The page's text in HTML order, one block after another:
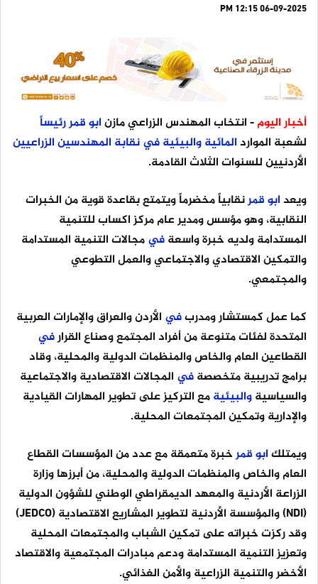
06-09-2025 12:15 PM
أخبار اليوم- انتخاب المهندس الزراعي مازنابوقمررئيساً
لشعبة المواردالمائيةوالبيئيةفينقابة المهندسينالزراعيين
الأردنيين للسنوات الثلاث القادمة.
ويعدابوقمرنقابياً مخضرماً ويتمتع بقاعدة قوية من الخبرات
النقابية، وهو مؤسس ومدير عام مركز اكساب للتنمية
المستدامة ولديه خبرة واسعةفيمجالات التنمية المستدامة
والتمكين الاقتصادي والاجتماعي والعمل التطوعي
والمجتمعي.
كما عمل كمستشار ومدربفي الأردن والعراق والإمارات العربية
المتحدة لفئات متنوعة من أفراد المجتمع وصناع القرارفي
القطاعين العام والخاص والمنظمات الدولية والمحلية، وقاد
برامج تدريبية متخصصةفي المجالات الاقتصادية والاجتماعية
والسياسيةوالبيئيةمع التركيز على تطوير المهارات القيادية
والإدارية وتمكين المجتمعات المحلية.
ويمتلكابوقمرخبرة متعمقة مع عدد من المؤسسات القطاع
العام والخاص والمنظمات الدولية والمحلية، من أبرزها وزارة
الزراعة الأردنية والمعهد الديمقراطي الوطني للشؤون الدولية
(NDI) والمؤسسة الأردنية لتطوير المشاريع الاقتصادية (JEDCO)
وقد ركزت خبراته على تمكين الشباب والمجتمعات المحلية
وتعزيز التنمية المستدامة ودعم مبادرات المجتمعية والاقتصاد
الأخضر والتنمية الزراعية والأمن الغذائي.